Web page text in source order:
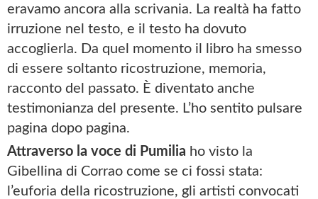
eravamo ancora alla scrivania. La realtà ha fatto
irruzione nel testo, e il testo ha dovuto
accoglierla. Da quel momento il libro ha smesso
di essere soltanto ricostruzione, memoria,
racconto del passato. È diventato anche
testimonianza del presente. L’ho sentito pulsare
pagina dopo pagina.
Attraverso la voce di Pumilia ho visto la
Gibellina di Corrao come se ci fossi stata:
l’euforia della ricostruzione, gli artisti convocati